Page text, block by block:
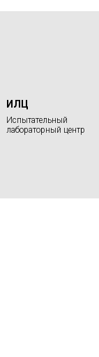
ИЛЦ
Испытательный
лабораторный центр